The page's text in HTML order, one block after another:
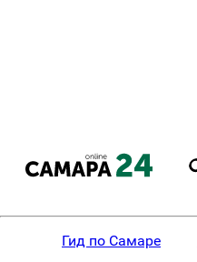
Гид по Самаре